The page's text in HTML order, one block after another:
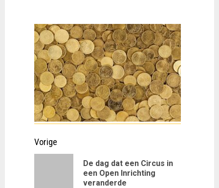
Doorgaan
Vorige
De dag dat een Circus in
een Open Inrichting
veranderde